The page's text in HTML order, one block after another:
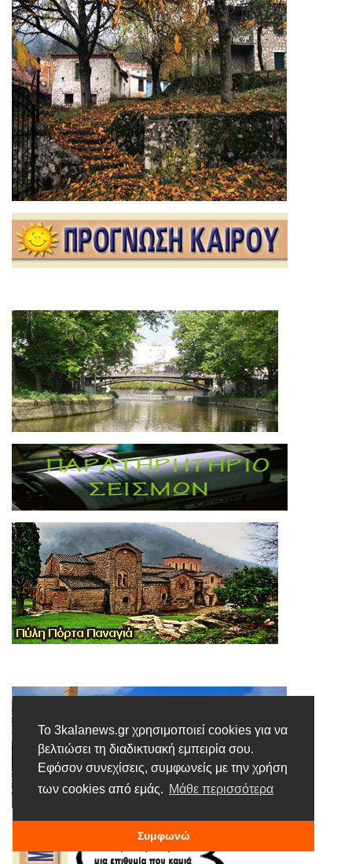
Το 3kalanews.gr χρησιμοποιεί cookies για να
βελτιώσει τη διαδικτυακή εμπειρία σου.
Εφόσον συνεχίσεις, συμφωνείς με την χρήση
των cookies από εμάς. Μάθε περισσότερα
Συμφωνώ